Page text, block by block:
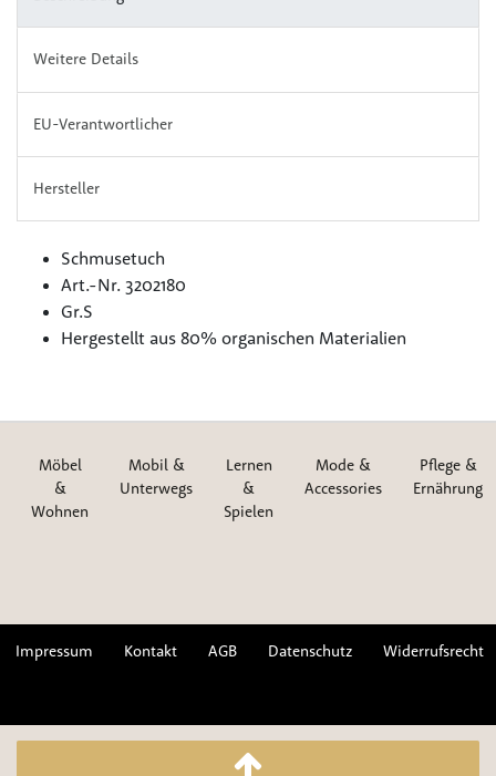
Weitere Details
EU-Verantwortlicher
Hersteller
Schmusetuch
Art.-Nr. 3202180
Gr.S
‎Hergestellt aus 80% organischen Materialien
Möbel
&
Wohnen
Mobil &
Unterwegs
Lernen
&
Spielen
Mode &
Accessories
Pflege &
Ernährung
Impressum Kontakt AGB Datenschutz Widerrufsrecht